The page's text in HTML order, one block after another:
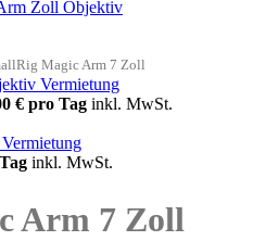
Magic Arm 7 Zoll
€ pro Tag inkl. MwSt.
inkl. MwSt.
Arm 7 Zoll